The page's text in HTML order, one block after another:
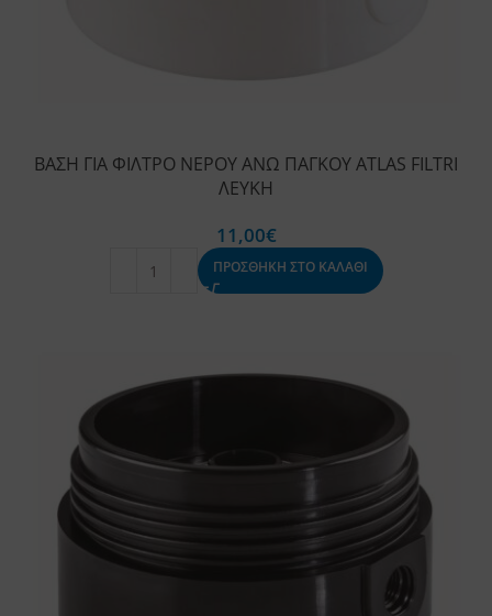
ΒΑΣΗ ΓΙΑ ΦΙΛΤΡΟ ΝΕΡΟΥ ΑΝΩ ΠΑΓΚΟΥ ATLAS FILTRI
ΛΕΥΚΗ
11,00€
ΠΡΟΣΘΗΚΗ ΣΤΟ ΚΑΛΑΘΙ